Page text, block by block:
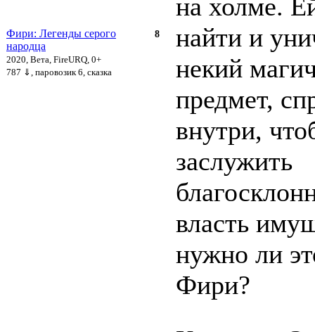
8
Фири: Легенды серого
народца
2020, Вета, FireURQ, 0+
787 ⇓ , паровозик 6, сказка
на холме.
найти и
некий
предмет,
внутри,
заслужить
власть
нужно ли
Фири?